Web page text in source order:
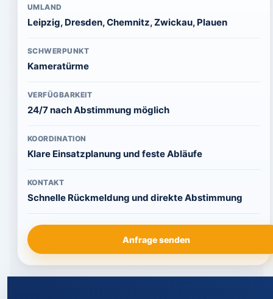
UMLAND
Leipzig, Dresden, Chemnitz, Zwickau, Plauen
SCHWERPUNKT
Kameratürme
VERFÜGBARKEIT
24/7 nach Abstimmung möglich
KOORDINATION
Klare Einsatzplanung und feste Abläufe
KONTAKT
Schnelle Rückmeldung und direkte Abstimmung
Anfrage senden